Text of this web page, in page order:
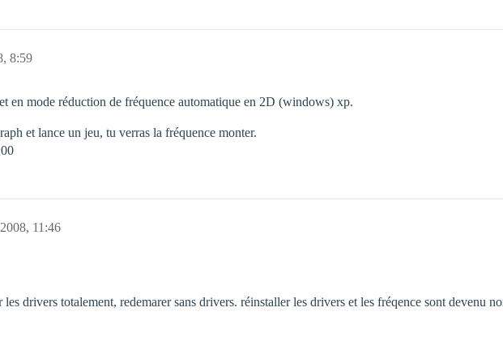
8:59
en mode réduction de fréquence automatique en 2D (windows) xp.
et lance un jeu, tu verras la fréquence monter.
11:46
les drivers totalement, redemarer sans drivers. réinstaller les drivers et les fréqence sont devenu